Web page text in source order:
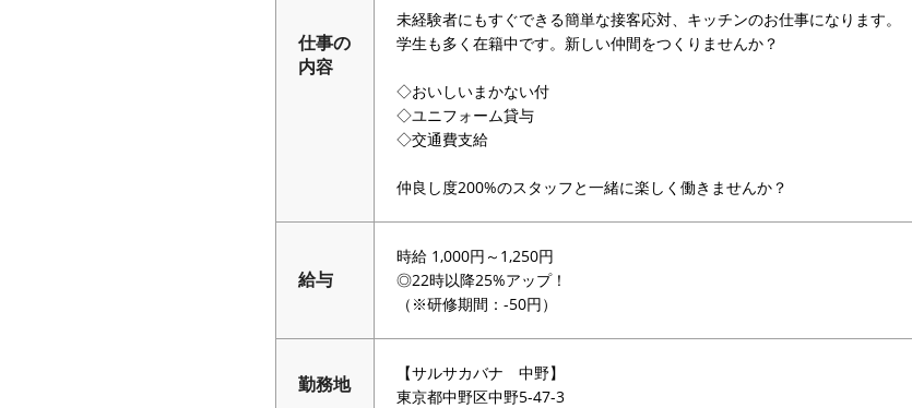
仕事の
内容
未経験者にもすぐできる簡単な接客応対、キッチンのお仕事になります。
学生も多く在籍中です。新しい仲間をつくりませんか？
◇おいしいまかない付
◇ユニフォーム貸与
◇交通費支給
仲良し度200%のスタッフと一緒に楽しく働きませんか？
給与
時給 1,000円～1,250円
◎22時以降25%アップ！
（※研修期間：-50円）
勤務地
【サルサカバナ 中野】
東京都中野区中野5-47-3